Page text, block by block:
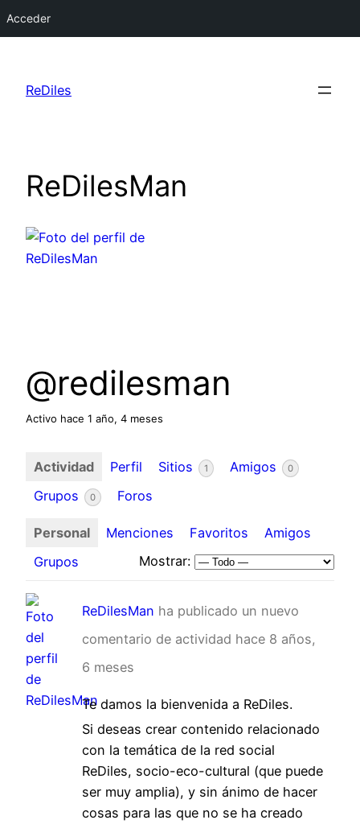
Acceder
contenido
ReDiles
ReDilesMan
@redilesman
Activo hace 1 año, 4 meses
Actividad Perfil Sitios 1 Amigos 0
Grupos 0 Foros
Personal Menciones Favoritos
Amigos
Grupos
Mostrar:
ReDilesMan ha publicado un nuevo
comentario de actividad hace 8 años,
6 meses
Te damos la bienvenida a ReDiles.
Si deseas crear contenido relacionado
con la temática de la red social
ReDiles, socio-eco-cultural (que puede
ser muy amplia), y sin ánimo de hacer
cosas para las que no se ha creado